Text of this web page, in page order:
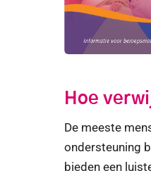
Hoe
De meeste
ondersteuning
bieden een